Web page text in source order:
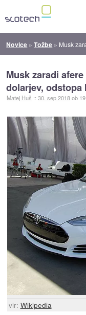
Novice »Tožbe » Musk zaradi
Musk zaradi
dolarjev,
Matej Huš ::30. sep 2018ob
vir: Wikipedia